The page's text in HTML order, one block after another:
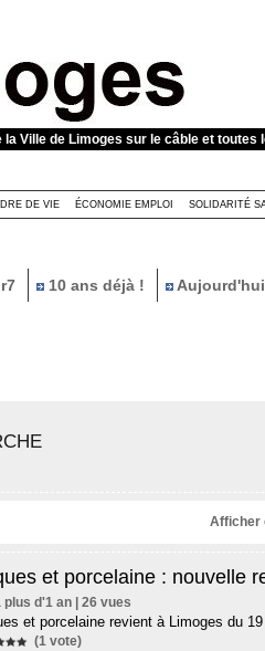
Ville de Limoges sur le câble et toutes
DE VIE ÉCONOMIE EMPLOI SOLIDARITÉ
10 ans déjà !
Afficher
et porcelaine : nouvelle
plus d'1 an | 26 vues
et porcelaine revient à Limoges du
(1 vote)